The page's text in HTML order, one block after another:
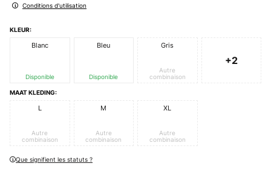
Conditions d'utilisation
KLEUR:
Blanc
Disponible
Bleu
Disponible
Gris
Autre
combinaison
+2
MAAT KLEDING:
L
Autre
combinaison
M
Autre
combinaison
XL
Autre
combinaison
Que signifient les statuts ?